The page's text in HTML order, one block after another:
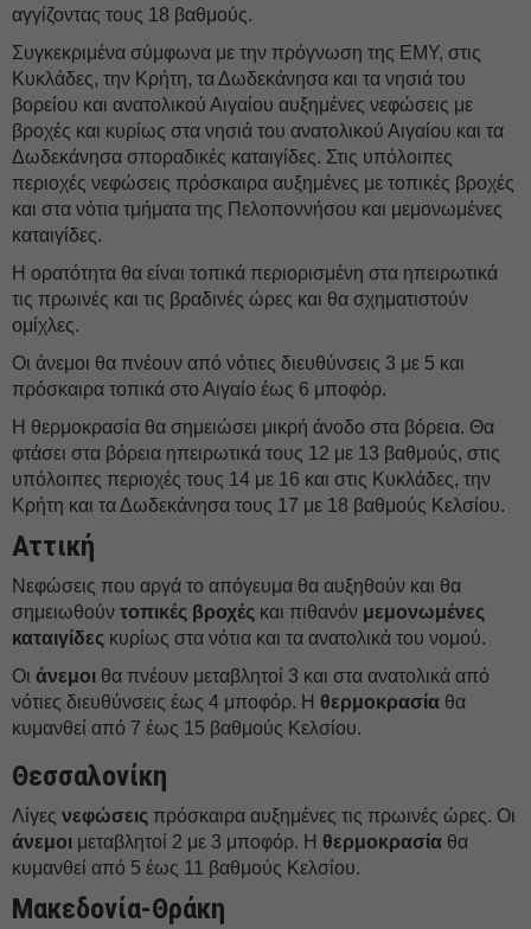
αγγίζοντας τους 18 βαθμούς.
Συγκεκριμένα σύμφωνα με την πρόγνωση της ΕΜΥ, στις
Κυκλάδες, την Κρήτη, τα Δωδεκάνησα και τα νησιά του
βορείου και ανατολικού Αιγαίου αυξημένες νεφώσεις με
βροχές και κυρίως στα νησιά του ανατολικού Αιγαίου και τα
Δωδεκάνησα σποραδικές καταιγίδες. Στις υπόλοιπες
περιοχές νεφώσεις πρόσκαιρα αυξημένες με τοπικές βροχές
και στα νότια τμήματα της Πελοποννήσου και μεμονωμένες
καταιγίδες.
Η ορατότητα θα είναι τοπικά περιορισμένη στα ηπειρωτικά
τις πρωινές και τις βραδινές ώρες και θα σχηματιστούν
ομίχλες.
Οι άνεμοι θα πνέουν από νότιες διευθύνσεις 3 με 5 και
πρόσκαιρα τοπικά στο Αιγαίο έως 6 μποφόρ.
Η θερμοκρασία θα σημειώσει μικρή άνοδο στα βόρεια. Θα
φτάσει στα βόρεια ηπειρωτικά τους 12 με 13 βαθμούς, στις
υπόλοιπες περιοχές τους 14 με 16 και στις Κυκλάδες, την
Κρήτη και τα Δωδεκάνησα τους 17 με 18 βαθμούς Κελσίου.
Αττική
Νεφώσεις που αργά το απόγευμα θα αυξηθούν και θα
σημειωθούν τοπικές βροχές και πιθανόν μεμονωμένες
καταιγίδες κυρίως στα νότια και τα ανατολικά του νομού.
Οι άνεμοι θα πνέουν μεταβλητοί 3 και στα ανατολικά από
νότιες διευθύνσεις έως 4 μποφόρ. Η θερμοκρασία θα
κυμανθεί από 7 έως 15 βαθμούς Κελσίου.
Θεσσαλονίκη
Λίγες νεφώσεις πρόσκαιρα αυξημένες τις πρωινές ώρες. Οι
άνεμοι μεταβλητοί 2 με 3 μποφόρ. Η θερμοκρασία θα
κυμανθεί από 5 έως 11 βαθμούς Κελσίου.
Μακεδονία-Θράκη